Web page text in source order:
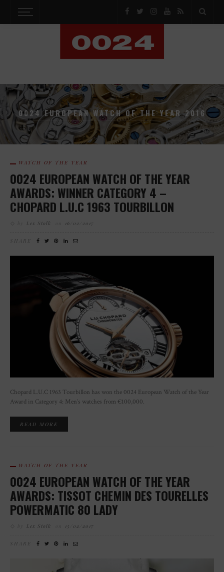
0024 EUROPEAN WATCH OF THE YEAR 2016
WATCH OF THE YEAR
0024 EUROPEAN WATCH OF THE YEAR
AWARDS: WINNER CATEGORY 4 –
CHOPARD L.U.C 1963 TOURBILLON
Lex Stolk 16/02/2017
SHARE
Chopard L.U.C 1963 Tourbillon has won the 0024 European Watch of the Year
Award in Category 4: Men’s watches from €100,000.
READ MORE
WATCH OF THE YEAR
0024 EUROPEAN WATCH OF THE YEAR
AWARDS: TISSOT CHEMIN DES TOURELLES
POWERMATIC 80 LADY
Lex Stolk 15/02/2017
SHARE